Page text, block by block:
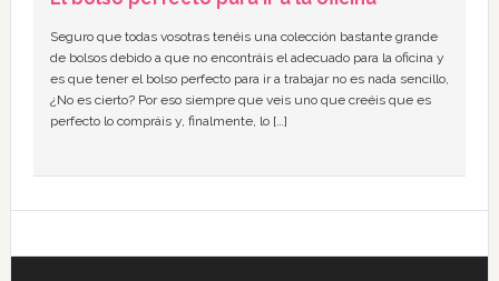
Seguro que todas vosotras tenéis una colección bastante grande
de bolsos debido a que no encontráis el adecuado para la oficina y
es que tener el bolso perfecto para ir a trabajar no es nada sencillo,
¿No es cierto? Por eso siempre que veis uno que creéis que es
perfecto lo compráis y, finalmente, lo […]